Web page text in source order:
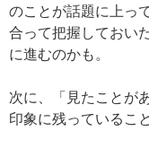
のことが話題に上っ
合って把握しておい
に進むのかも。
次に、「見たことが
印象に残っているこ